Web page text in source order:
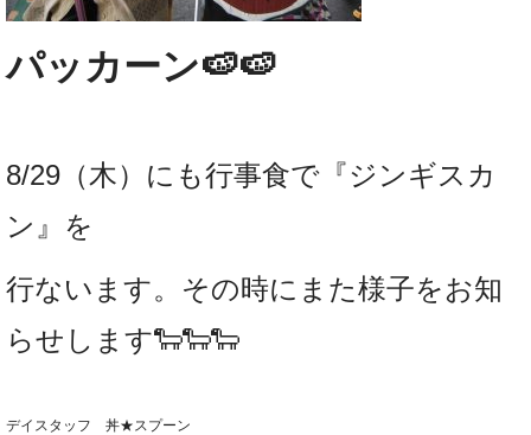
パッカーン🍉🍉
8/29（木）にも行事食で『ジンギスカ
ン』を
行ないます。その時にまた様子をお知
らせします🐑🐑🐑
デイスタッフ 丼★スプーン